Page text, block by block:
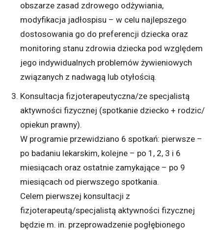
obszarze zasad zdrowego odżywiania,
modyfikacja jadłospisu – w celu najlepszego
dostosowania go do preferencji dziecka oraz
monitoring stanu zdrowia dziecka pod względem
jego indywidualnych problemów żywieniowych
związanych z nadwagą lub otyłością.
Konsultacja fizjoterapeutyczna/ze specjalistą
aktywności fizycznej (spotkanie dziecko + rodzic/
opiekun prawny).
W programie przewidziano 6 spotkań: pierwsze –
po badaniu lekarskim, kolejne – po 1, 2, 3 i 6
miesiącach oraz ostatnie zamykające – po 9
miesiącach od pierwszego spotkania.
Celem pierwszej konsultacji z
fizjoterapeutą/specjalistą aktywności fizycznej
będzie m. in. przeprowadzenie pogłębionego